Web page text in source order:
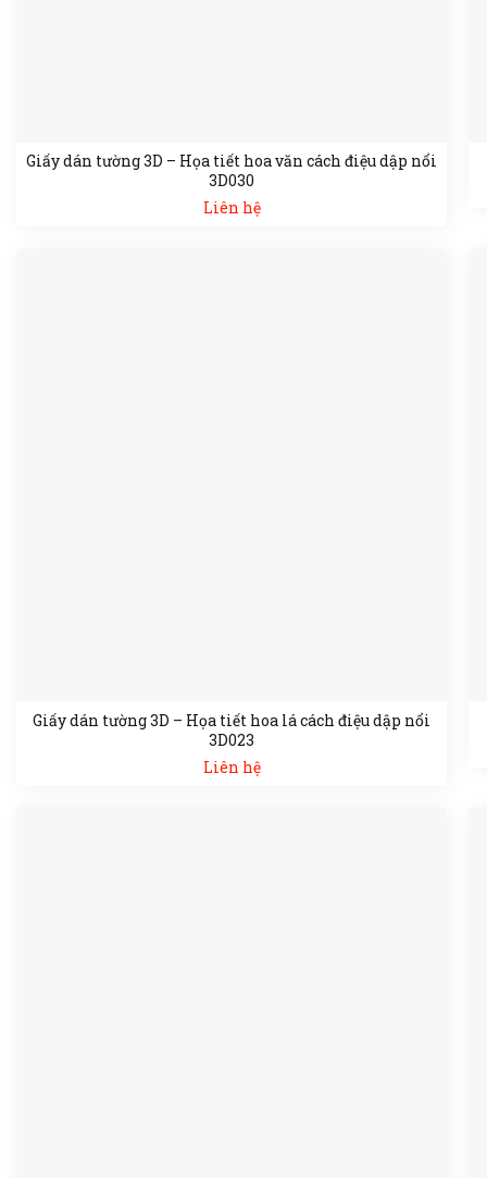
Giấy dán tường 3D – Họa tiết hoa văn cách điệu dập nổi
3D030
Liên hệ
Giấy dán tường 3D – Họa tiết hoa lá cách điệu dập nổi
3D023
Liên hệ